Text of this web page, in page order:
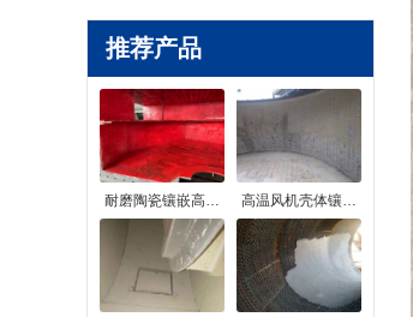
推荐产品
耐磨陶瓷镶嵌高… 高温风机壳体镶…